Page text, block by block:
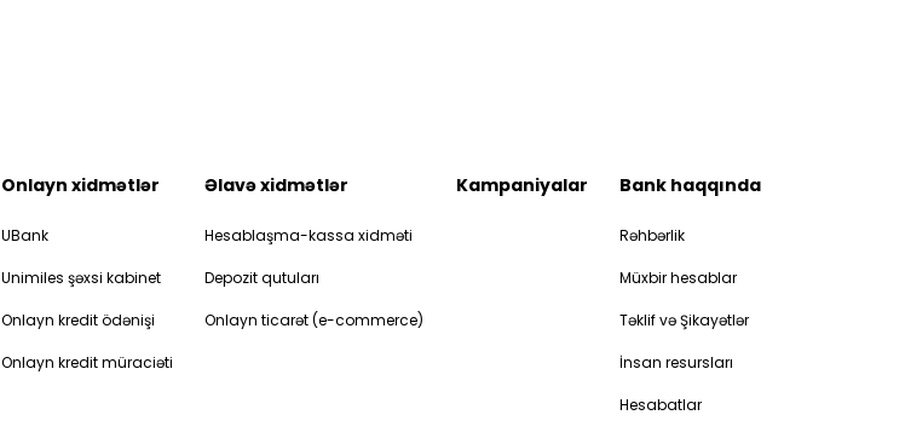
Onlayn xidmətlər
UBank
Unimiles şəxsi kabinet
Onlayn kredit ödənişi
Onlayn kredit müraciəti
Əlavə xidmətlər
Hesablaşma-kassa xidməti
Depozit qutuları
Onlayn ticarət (e-commerce)
Kampaniyalar Bank haqqında
Rəhbərlik
Müxbir hesablar
Təklif və Şikayətlər
İnsan resursları
Hesabatlar